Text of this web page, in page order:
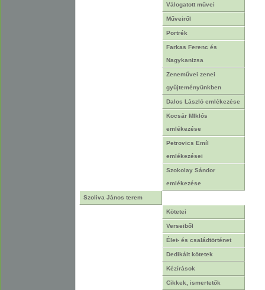
Válogatott művei
Műveiről
Portrék
Farkas Ferenc és
Nagykanizsa
Zeneművei zenei
gyűjteményünkben
Dalos László emlékezése
Kocsár MIklós
emlékezése
Petrovics Emíl
emlékezései
Szokolay Sándor
emlékezése
Szoliva János terem
Kötetei
Verseiből
Élet- és családtörténet
Dedikált kötetek
Kézírások
Cikkek, ismertetők